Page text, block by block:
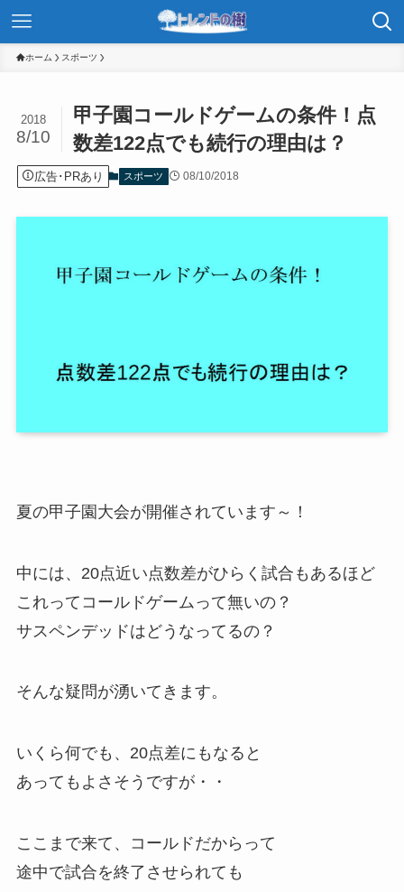
ホーム スポーツ
甲子園コールドゲームの条件！点
数差122点でも続行の理由は？
2018
8/10
広告･PRあり スポーツ 08/10/2018
夏の甲子園大会が開催されています～！
中には、20点近い点数差がひらく試合もあるほど
これってコールドゲームって無いの？
サスペンデッドはどうなってるの？
そんな疑問が湧いてきます。
いくら何でも、20点差にもなると
あってもよさそうですが・・
ここまで来て、コールドだからって
途中で試合を終了させられても